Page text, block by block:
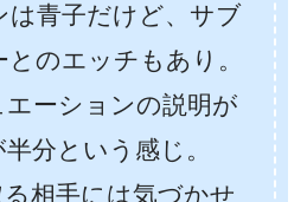
は青子だけど、サブ
のエッチもあり。
ーションの説明が
分という感じ。
相手には気づかせ